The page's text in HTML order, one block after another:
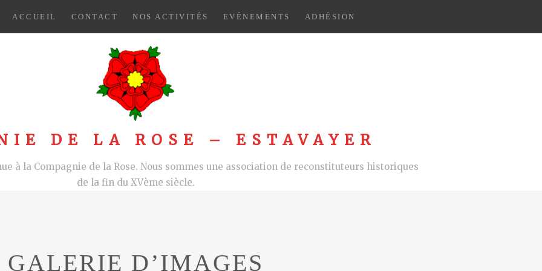
ACCUEIL CONTACT NOS ACTIVITÉS EVÉNEMENTS ADHÉSION
DE LA ROSE – ESTAVAYER
à la Compagnie de la Rose. Nous sommes une association de reconstituteurs historiques
de la fin du XVème siècle.
GALERIE D’IMAGES